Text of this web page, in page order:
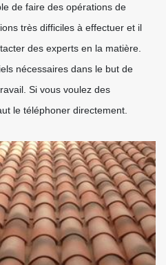
de faire des opérations de
très difficiles à effectuer et il
des experts en la matière.
nécessaires dans le but de
Si vous voulez des
le téléphoner directement.